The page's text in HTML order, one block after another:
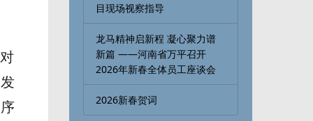
目现场视察指导
龙马精神启新程 凝心聚力谱
新篇 ——河南省万平召开
2026年新春全体员工座谈会
2026新春贺词